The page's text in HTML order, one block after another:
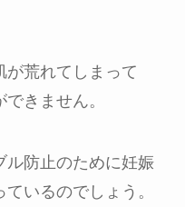
が荒れてしまって
きません。
ル防止のために妊娠
いるのでしょう。